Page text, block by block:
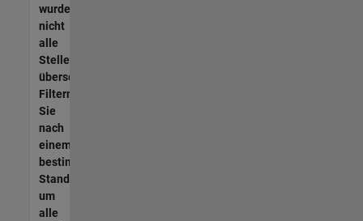
wurden
nicht
alle
Stellen
übersetzt.
Filtern
Sie
nach
einem
bestimmten
Standort,
um
alle